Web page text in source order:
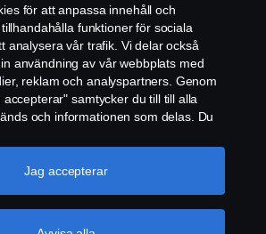
för att anpassa innehåll och
funktioner för sociala
analysera vår trafik. Vi delar också
användning av vår webbplats med
reklam och analyspartners. Genom
samtycker du till till alla
och informationen som delas. Du
och välja de kategorier du vill
mer detaljerad förklaring av hur vi
Jag accepterar